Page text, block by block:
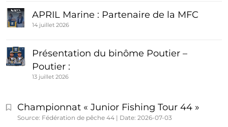
APRIL Marine : Partenaire de la MFC
14 juillet 2026
Présentation du binôme Poutier –
Poutier :
13 juillet 2026
Championnat « Junior Fishing Tour 44 »
Source: Fédération de pêche 44 Date: 2026-07-03